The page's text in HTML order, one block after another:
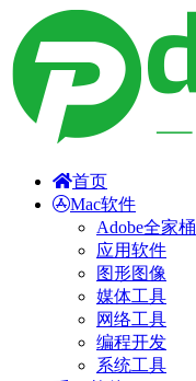
首页
Mac软件
Adobe全家桶
应用软件
图形图像
媒体工具
网络工具
编程开发
系统工具